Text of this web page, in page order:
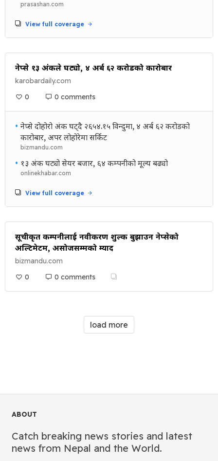
prasashan.com
View full coverage
नेप्से १३ अंकले घट्यो, ४ अर्ब ६२ करोडको कारोबार
karobardaily.com
0
0 comments
• नेप्से दोहोरो अंक घट्दै २६५४.१५ विन्दुमा, ४ अर्ब ६२ करोडको
कारोबार, अपर लोहोरेमा सर्किट
bizmandu.com
• १३ अंक घट्यो सेयर बजार, ६४ कम्पनीको मूल्य बढ्यो
onlinekhabar.com
View full coverage
सूचीकृत कम्पनीलाई नवीकरण शुल्क बुझाउन नेप्सेको
अल्टिमेटम, असोजसम्मको म्याद
bizmandu.com
0
0 comments
load more
ABOUT
Catch breaking news stories and latest
news from Nepal and the World.